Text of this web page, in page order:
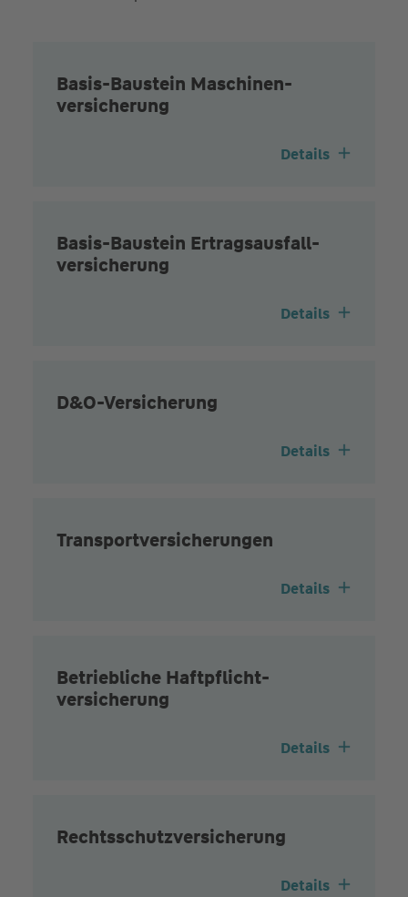
Basis-Baustein Maschinen­
versicherung
Details
Basis-Baustein Ertrags­ausfall­
versicherung
Details
D&O-Versicherung
Details
Transport­versicherungen
Details
Betriebliche Haftpflicht­
versicherung
Details
Rechtsschutz­versicherung
Details